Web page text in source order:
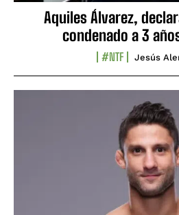
Aquiles Álvarez,
condenado a 3
#NTF Jesús